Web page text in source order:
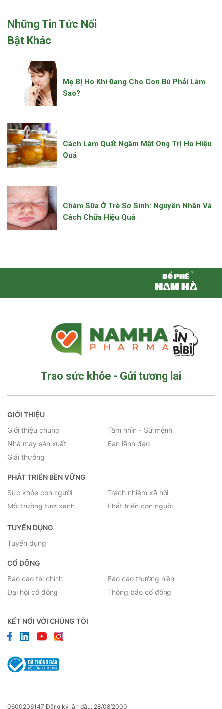
Những Tin Tức Nổi
Bật Khác
Mẹ Bị Ho Khi Đang Cho Con Bú Phải Làm
Sao?
Cách Làm Quất Ngâm Mật Ong Trị Ho Hiệu
Quả
Chàm Sữa Ở Trẻ Sơ Sinh: Nguyên Nhân Và
Cách Chữa Hiệu Quả
Trao sức khỏe - Gửi tương lai
KẾT NỐI VỚI CHÚNG TÔI
GIỚI THIỆU
Giới thiệu chung
Tầm nhìn - Sứ mệnh
Nhà máy sản xuất
Ban lãnh đạo
Giải thưởng
PHÁT TRIỂN BỀN VỮNG
Sức khỏe con người
Trách nhiệm xã hội
Môi trường tươi xanh
Phát triển con người
TUYỂN DỤNG
Tuyển dụng
CỔ ĐÔNG
Báo cáo tài chính
Báo cáo thường niên
Đại hội cổ đông
Thông báo cổ đông
0600206147 Đăng ký lần đầu: 28/08/2000